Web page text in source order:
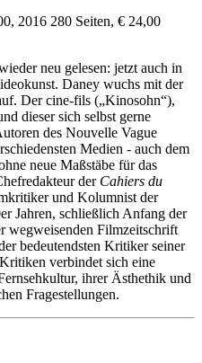
2016 280 Seiten, € 24,00
neu gelesen: jetzt auch in
Daney wuchs mit der
Der cine-fils („Kinosohn“),
dieser sich selbst gerne
des Nouvelle Vague
Medien - auch dem
neue Maßstäbe für das
der Cahiers du
und Kolumnist der
Jahren, schließlich Anfang der
wegweisenden Filmzeitschrift
bedeutendsten Kritiker seiner
verbindet sich eine
ihrer Ästhethik und
Fragestellungen.